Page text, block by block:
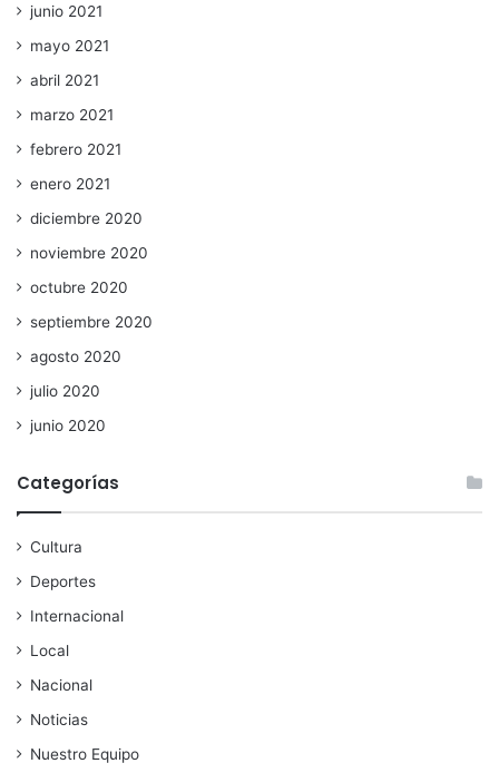
junio 2021
mayo 2021
abril 2021
marzo 2021
febrero 2021
enero 2021
diciembre 2020
noviembre 2020
octubre 2020
septiembre 2020
agosto 2020
julio 2020
junio 2020
Categorías
Cultura
Deportes
Internacional
Local
Nacional
Noticias
Nuestro Equipo